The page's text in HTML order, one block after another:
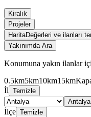
Kiralık
Projeler
HaritaDeğerleri ve ilanları
Yakınımda Ara
Konumuna yakın ilanlar
0.5km5km10km15km
İl Temizle
Antalya
İlçe Temizle